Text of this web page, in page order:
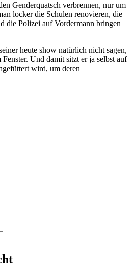
Genderquatsch verbrennen, nur um
locker die Schulen renovieren, die
die Polizei auf Vordermann bringen
heute show natürlich nicht sagen,
Und damit sitzt er ja selbst auf
wird, um deren